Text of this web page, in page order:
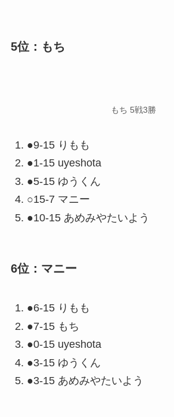
5位：もち
もち 5戦3勝
●9-15 りもも
●1-15 uyeshota
●5-15 ゆうくん
○15-7 マニー
●10-15 あめみやたいよう
6位：マニー
●6-15 りもも
●7-15 もち
●0-15 uyeshota
●3-15 ゆうくん
●3-15 あめみやたいよう